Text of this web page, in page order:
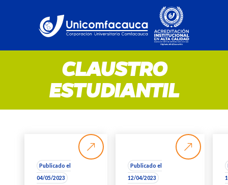
CLAUSTRO
ESTUDIANTIL
Publicado el
04/05/2023
Publicado el
12/04/2023